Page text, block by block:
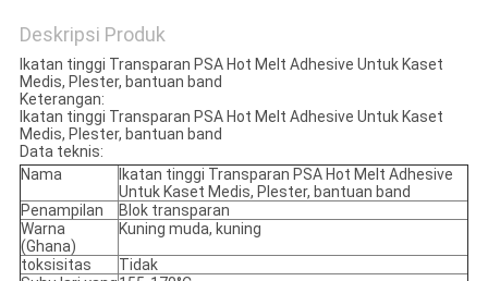
Deskripsi Produk
Ikatan tinggi Transparan PSA Hot Melt Adhesive Untuk Kaset
Medis, Plester, bantuan band
Keterangan:
Ikatan tinggi Transparan PSA Hot Melt Adhesive Untuk Kaset
Medis, Plester, bantuan band
Data teknis:
Nama
Ikatan tinggi Transparan PSA Hot Melt Adhesive
Untuk Kaset Medis, Plester, bantuan band
Penampilan
Blok transparan
Warna
(Ghana)
Kuning muda, kuning
toksisitas
Tidak